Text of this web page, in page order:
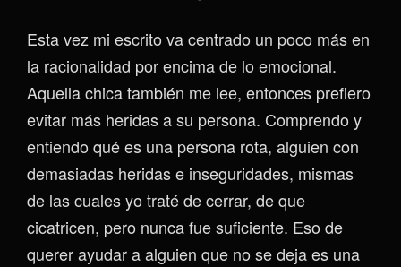
Esta vez mi escrito va centrado un poco más en
la racionalidad por encima de lo emocional.
Aquella chica también me lee, entonces prefiero
evitar más heridas a su persona. Comprendo y
entiendo qué es una persona rota, alguien con
demasiadas heridas e inseguridades, mismas
de las cuales yo traté de cerrar, de que
cicatricen, pero nunca fue suficiente. Eso de
querer ayudar a alguien que no se deja es una